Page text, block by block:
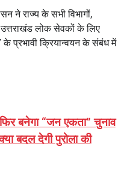
ने राज्य के सभी विभागों,
उत्तराखंड लोक सेवकों के लिए
के प्रभावी क्रियान्वयन के संबंध में
बनेगा “जन एकता” चुनाव
बदल देगी पुरोला की